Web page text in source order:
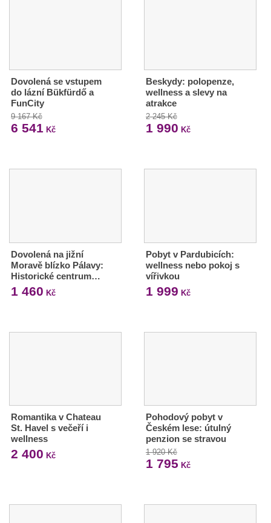
Dovolená se vstupem
do lázní Bükfürdő a
FunCity
9 167 Kč
6 541 Kč
Beskydy: polopenze,
wellness a slevy na
atrakce
2 245 Kč
1 990 Kč
Dovolená na jižní
Moravě blízko Pálavy:
Historické centrum…
1 460 Kč
Pobyt v Pardubicích:
wellness nebo pokoj s
vířivkou
1 999 Kč
Romantika v Chateau
St. Havel s večeří i
wellness
2 400 Kč
Pohodový pobyt v
Českém lese: útulný
penzion se stravou
1 920 Kč
1 795 Kč